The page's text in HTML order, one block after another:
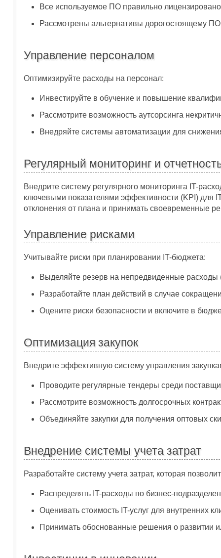
Все используемое ПО правильно лицензировано
Рассмотрены альтернативы дорогостоящему
Управление персоналом
Оптимизируйте расходы на персонал:
Инвестируйте в обучение и повышение
Рассмотрите возможность аутсорсинга
Внедряйте системы автоматизации для
Регулярный мониторинг и
Внедрите систему регулярного мониторинга IT-
ключевыми показателями эффективности (KPI) для
отклонения от плана и принимать своевременные
Управление рисками
Учитывайте риски при планировании IT-бюджета:
Выделяйте резерв на непредвиденные
Разработайте план действий в случае
Оцените риски безопасности и включите в
Оптимизация закупок
Внедрите эффективную систему управления
Проводите регулярные тендеры среди
Рассмотрите возможность долгосрочных
Объединяйте закупки для получения оптовых
Внедрение системы учета затрат
Разработайте систему учета затрат, которая
Распределять IT-расходы по бизнес-
Оценивать стоимость IT-услуг для внутренних
Принимать обоснованные решения о развитии